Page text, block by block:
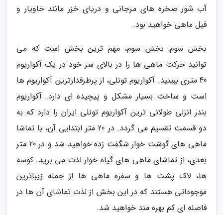
آب شور صخره های مرجانی و دریای خزر مانند خاویار و
فیل ماهی خواهید بود.
بخش سوم: بخش سوم، مهم ترین بخش است که می
توانید حرکت ماهی ها را در بالای سر خود در یک آکواریوم
40 متری ببینید. آکواریوم تونلی، از پرطرفدارترین آکواریوم ها
است و ساخت بسیار مشکل و پیچیده ای دارد. آکواریوم
بندر انزلی طولانی ترین آکواریوم تونلی ایران را دارد که به
دو قسمت تقسیم می گردد. در 20 متر ابتدایی آن، با تماشا
ماهی های گوشت خوار شگفت زده خواهید شد و در 20 متر
بعدی، از تماشای ماهی های گیاه خوار لذت می برید. کوسه
ها، لاک پشت ها و سفره ماهی ها از جمله زیباترین
موجوداتی هستند که در این بخش از لذت تماشای آن ها در
فاصله ای کم بهره مند خواهید شد.